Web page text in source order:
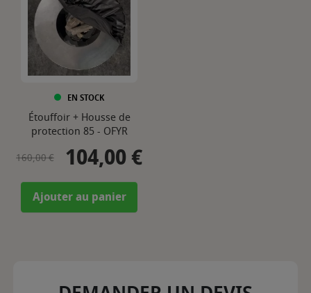
EN STOCK
Étouffoir + Housse de
protection 85 - OFYR
Prix de base
160,00 € Prix
104,00 €
Ajouter au panier